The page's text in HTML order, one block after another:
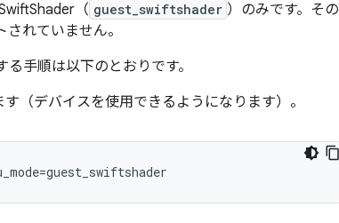
（ guest_swiftshader ）のみです。その
されていません。
手順は以下のとおりです。
（デバイスを使用できるようになります）。
=guest_swiftshader